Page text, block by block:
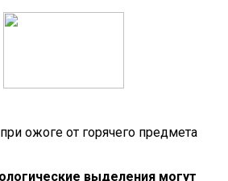
ожоге от горячего предмета
выделения могут